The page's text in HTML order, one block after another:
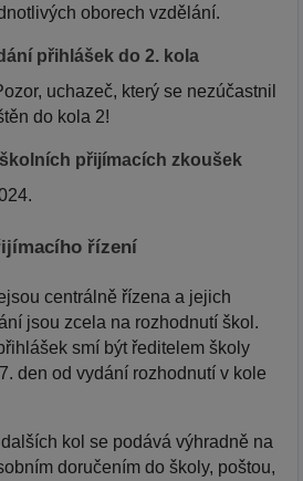
oborech vzdělání.
přihlášek do 2. kola
uchazeč, který se nezúčastnil
do kola 2!
přijímacích zkoušek
řízení
centrálně řízena a jejich
jsou zcela na rozhodnutí škol.
smí být ředitelem školy
den od vydání rozhodnutí v kole
kol se podává výhradně na
doručením do školy, poštou,